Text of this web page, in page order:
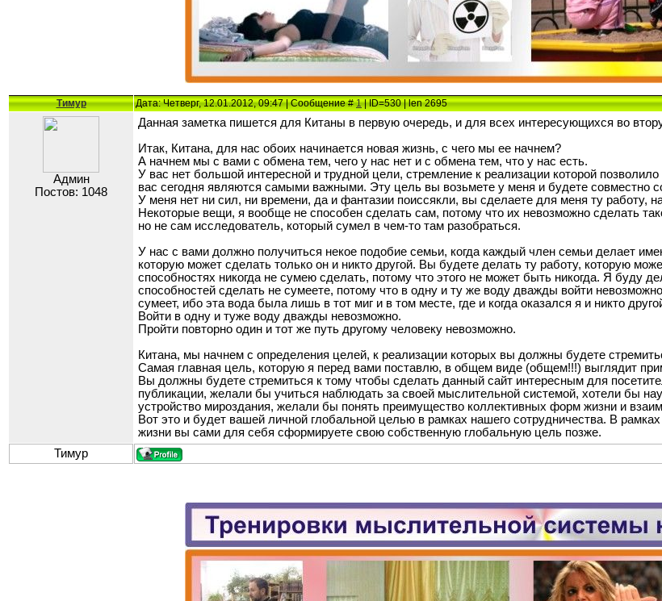
Тимур Дата: Четверг, 12.01.2012, 09:47 | Сообщение #1| ID=530 | len 2695
Админ
Постов: 1048
Данная заметка пишется для Китаны в первую очередь, и для всех интересующихся во
Итак, Китана, для нас обоих начинается новая жизнь, с чего мы ее начнем?
А начнем мы с вами с обмена тем, чего у нас нет и с обмена тем, что у нас есть.
У вас нет большой интересной и трудной цели, стремление к реализации которой
вас сегодня являются самыми важными. Эту цель вы возьмете у меня и будете совместно
У меня нет ни сил, ни времени, да и фантазии поиссякли, вы сделаете для меня ту работу,
Некоторые вещи, я вообще не способен сделать сам, потому что их невозможно сделать
но не сам исследователь, который сумел в чем-то там разобраться.
У нас с вами должно получиться некое подобие семьи, когда каждый член семьи делает
которую может сделать только он и никто другой. Вы будете делать ту работу, которую
способностях никогда не сумею сделать, потому что этого не может быть никогда. Я буду
способностей сделать не сумеете, потому что в одну и ту же воду дважды войти
сумеет, ибо эта вода была лишь в тот миг и в том месте, где и когда оказался я и никто
Войти в одну и туже воду дважды невозможно.
Пройти повторно один и тот же путь другому человеку невозможно.
Китана, мы начнем с определения целей, к реализации которых вы должны будете
Самая главная цель, которую я перед вами поставлю, в общем виде (общем!!!) выглядит
Вы должны будете стремиться к тому чтобы сделать данный сайт интересным для
публикации, желали бы учиться наблюдать за своей мыслительной системой, хотели бы
устройство мироздания, желали бы понять преимущество коллективных форм жизни и
Вот это и будет вашей личной глобальной целью в рамках нашего сотрудничества. В
жизни вы сами для себя сформируете свою собственную глобальную цель позже.
Тимур